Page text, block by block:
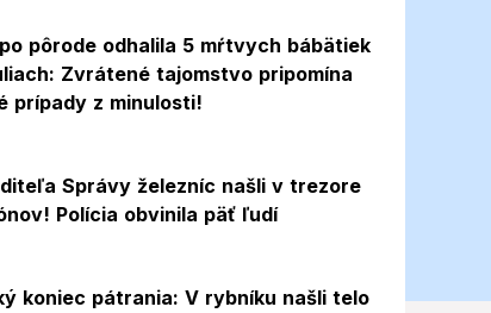
pôrode odhalila 5 mŕtvych bábätiek
Zvrátené tajomstvo pripomína
prípady z minulosti!
Správy železníc našli v trezore
Polícia obvinila päť ľudí
koniec pátrania: V rybníku našli telo